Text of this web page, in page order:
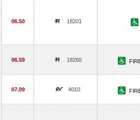
06.50 18201
06.59 18260
07.09 4010